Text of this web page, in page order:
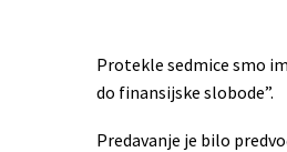
Protekle sedmice smo
do finansijske slobode”.
Predavanje je bilo